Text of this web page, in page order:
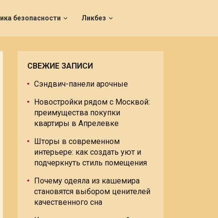
безопасности Ликбез
СВЕЖИЕ ЗАПИСИ
Сэндвич-панели арочные
Новостройки рядом с Москвой:
преимущества покупки
квартиры в Апрелевке
Шторы в современном
интерьере: как создать уют и
подчеркнуть стиль помещения
Почему одеяла из кашемира
становятся выбором ценителей
качественного сна